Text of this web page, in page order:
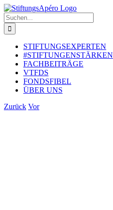
Zum
Inhalt
springen
Suche
nach:
STIFTUNGSEXPERTEN
#STIFTUNGENSTÄRKEN
FACHBEITRÄGE
VTFDS
FONDSFIBEL
ÜBER UNS
Zurück Vor